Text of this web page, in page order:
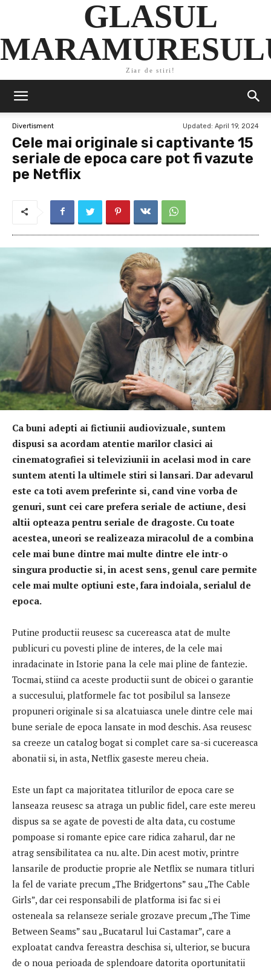
GLASUL
Ziar de stiri!
Divertisment Updated: April 19, 2024
Cele mai originale si captivante 15
seriale de epoca care pot fi vazute
pe Netflix
Ca buni adepti ai fictiunii audiovizuale, suntem
dispusi sa acordam atentie marilor clasici ai
cinematografiei si televiziunii in acelasi mod in care
suntem atenti la ultimele stiri si lansari. Dar adevarul
este ca toti avem preferinte si, cand vine vorba de
genuri, sunt cei care prefera seriale de actiune, desi
altii opteaza pentru seriale de dragoste. Cu toate
acestea, uneori se realizeaza miracolul de a combina
cele mai bune dintre mai multe dintre ele intr-o
singura productie si, in acest sens, genul care permite
cele mai multe optiuni este, fara indoiala, serialul de
epoca.
Putine productii reusesc sa cucereasca atat de multe
publicuri cu povesti pline de interes, de la cele mai
inradacinate in Istorie pana la cele mai pline de fantezie.
Tocmai, stiind ca aceste productii sunt de obicei o garantie
a succesului, platformele fac tot posibilul sa lanseze
propuneri originale si sa alcatuiasca unele dintre cele mai
bune seriale de epoca lansate in mod deschis. Asa reusesc
sa creeze un catalog bogat si complet care sa-si cucereasca
abonatii si, in asta, Netflix gaseste mereu cheia.
Este un fapt ca majoritatea titlurilor de epoca care se
lanseaza reusesc sa atraga un public fidel, care este mereu
dispus sa se agate de povesti de alta data, cu costume
pompoase si romante epice care ridica zaharul, dar ne
atrag sensibilitatea ca nu. alte. Din acest motiv, printre
lansarile de productie proprie ale Netflix se numara titluri
la fel de variate precum „The Bridgertons” sau „The Cable
Girls”, dar cei responsabili de platforma isi fac si ei
osteneala sa relanseze seriale grozave precum „The Time
Between Seams” sau „Bucatarul lui Castamar”, care a
exploatat candva fereastra deschisa si, ulterior, se bucura
de o noua perioada de splendoare datorita oportunitatii